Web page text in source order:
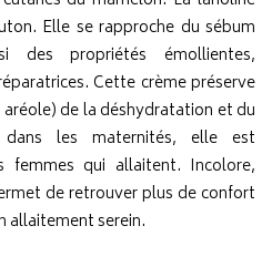
Elle se rapproche du sébum
des propriétés émollientes,
Cette crème préserve
de la déshydratation et du
dans les maternités, elle est
femmes qui allaitent. Incolore,
de retrouver plus de confort
allaitement serein.